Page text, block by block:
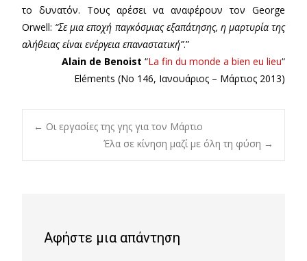
το δυνατόν. Τους αρέσει να αναφέρουν τον George
Orwell: “Σε μια εποχή παγκόσμιας εξαπάτησης, η μαρτυρία της
αλήθειας είναι ενέργεια επαναστατική”.”
Alain de Benoist “La fin du monde a bien eu lieu“
Eléments (Νο 146, Ιανουάριος – Μάρτιος 2013)
Post
← Οι εργασίες της γης για τον Μάρτιο
Έλα σε κίνηση μαζί με όλη τη φύση →
Αφήστε μια απάντηση